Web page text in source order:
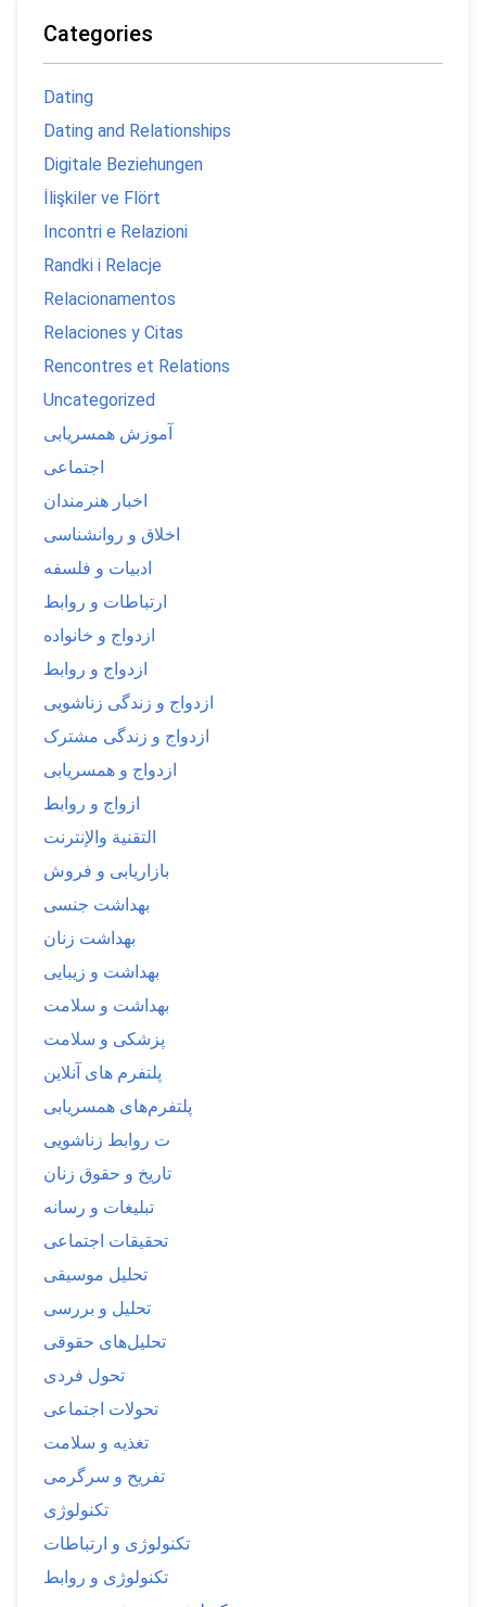
Categories
Dating
Dating and Relationships
Digitale Beziehungen
İlişkiler ve Flört
Incontri e Relazioni
Randki i Relacje
Relacionamentos
Relaciones y Citas
Rencontres et Relations
Uncategorized
آموزش همسریابی
اجتماعی
اخبار هنرمندان
اخلاق و روانشناسی
ادبیات و فلسفه
ارتباطات و روابط
ازدواج و خانواده
ازدواج و روابط
ازدواج و زندگی زناشویی
ازدواج و زندگی مشترک
ازدواج و همسریابی
ازواج و روابط
التقنية والإنترنت
بازاریابی و فروش
بهداشت جنسی
بهداشت زنان
بهداشت و زیبایی
بهداشت و سلامت
پزشکی و سلامت
پلتفرم های آنلاین
پلتفرم‌های همسریابی
ت روابط زناشویی
تاریخ و حقوق زنان
تبلیغات و رسانه
تحقیقات اجتماعی
تحلیل موسیقی
تحلیل و بررسی
تحلیل‌های حقوقی
تحول فردی
تحولات اجتماعی
تغذیه و سلامت
تفریح و سرگرمی
تکنولوژی
تکنولوژی و ارتباطات
تکنولوژی و روابط